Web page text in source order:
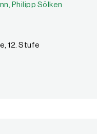
Philipp Sölken
Philipp Sölken
12. Stufe